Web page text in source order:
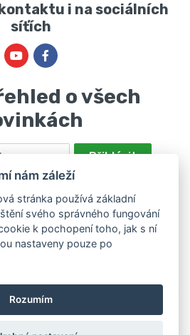
i na sociálních
síťích
o všech
Přihlásit
osobních údajů za účelem
nabídek společností Marie
se sídlem Bánov 697. Máte právo svůj
vzásadách zpracování osobních
údajů.
nám záleží
stránka používá základní
svého správného fungování
k pochopení toho, jak s ní
nastaveny pouze po
Rozumím